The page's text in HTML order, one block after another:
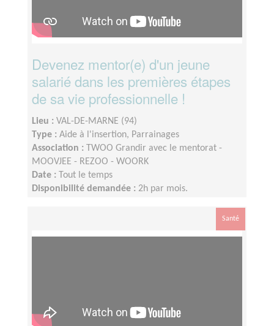
Devenez mentor(e) d'un jeune
salarié dans les premières étapes
de sa vie professionnelle !
Lieu : VAL-DE-MARNE (94)
Type : Aide à l'insertion, Parrainages
Association :
TWOO Grandir avec le mentorat -
MOOVJEE - REZOO - WOORK
Date :
Tout le temps
Disponibilité demandée : 2h par mois.
Santé